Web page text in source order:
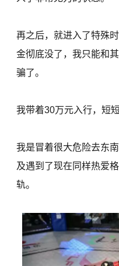
再之后，就进入了特殊
金彻底没了，我只能和
骗了。
我带着30万元入行，短
我是冒着很大危险去东
及遇到了现在同样热爱
轨。